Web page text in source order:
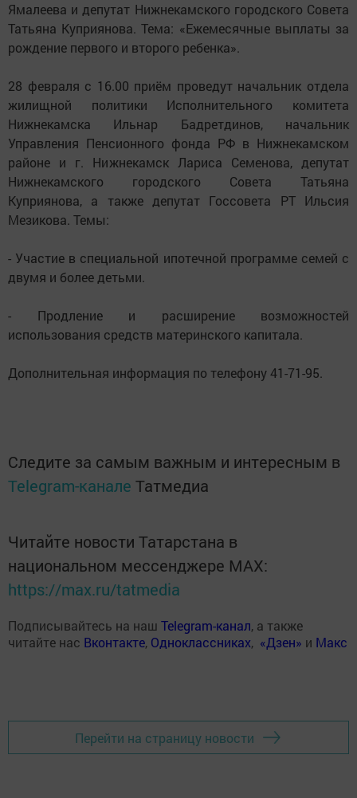
Ямалеева и депутат Нижнекамского городского Совета
Татьяна Куприянова. Тема: «Ежемесячные выплаты за
рождение первого и второго ребенка».
28 февраля с 16.00 приём проведут начальник отдела
жилищной политики Исполнительного комитета
Нижнекамска Ильнар Бадретдинов, начальник
Управления Пенсионного фонда РФ в Нижнекамском
районе и г. Нижнекамск Лариса Семенова, депутат
Нижнекамского городского Совета Татьяна
Куприянова, а также депутат Госсовета РТ Ильсия
Мезикова. Темы:
- Участие в специальной ипотечной программе семей с
двумя и более детьми.
- Продление и расширение возможностей
использования средств материнского капитала.
Дополнительная информация по телефону 41-71-95.
Следите за самым важным и интересным в
Telegram-канале Татмедиа
Читайте новости Татарстана в
национальном мессенджере MАХ:
https://max.ru/tatmedia
Подписывайтесь на наш Telegram-канал, а также
читайте нас Вконтакте, Одноклассниках, «Дзен» и Макс
Перейти на страницу новости